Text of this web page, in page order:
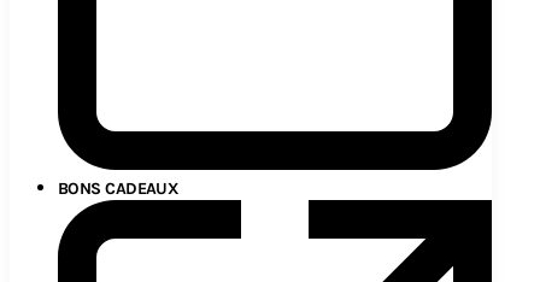
BONS CADEAUX